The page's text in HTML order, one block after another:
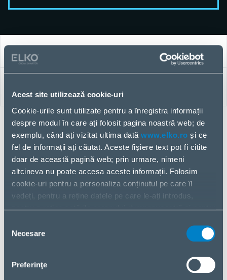
Acest site utilizează cookie-uri
Cookie-urile sunt utilizate pentru a înregistra informații
despre modul în care ați folosit pagina noastră web; de
exemplu, când ați vizitat ultima dată www.elko.ro și ce
fel de informații ați căutat. Aceste fișiere text pot fi citite
doar de această pagină web; prin urmare, nimeni
altcineva nu poate accesa aceste informații. Folosim
cookie-uri pentru a personaliza conținutul pe care îl
vedeți, pentru a reține datele pe care le-ați introdus,
pentru a reține setările ecranului dumneavoastră și pentru
Partajăm informații despre modul în care utilizați pagina
publicitate și analiză. Dacă sunteți de acord cu acestea,
vă rugăm să dați clic pe „Acceptați toate cookie-urile”.
consimțământului
Necesare
Preferinţe
Toate categoriile
Monitors
POS Monitors
VGA Cables
DisplayPort Cables
Video Cable Adapters
Monitors
Multimedia